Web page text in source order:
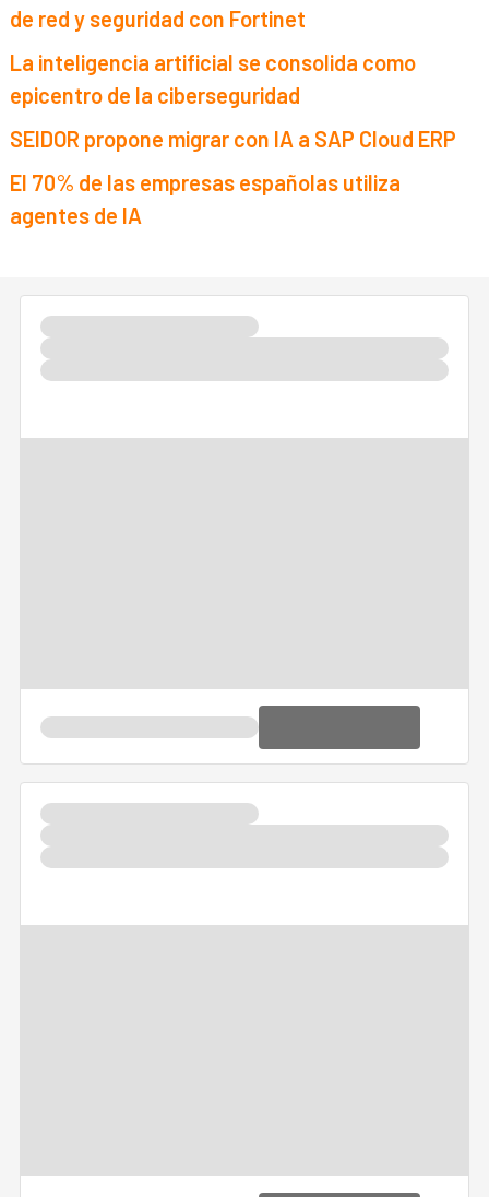
de red y seguridad con Fortinet
La inteligencia artificial se consolida como
epicentro de la ciberseguridad
SEIDOR propone migrar con IA a SAP Cloud ERP
El 70% de las empresas españolas utiliza
agentes de IA